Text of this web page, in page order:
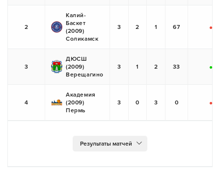
2
Калий-
Баскет
(2009)
Соликамск
3 2 1 67
-
3
ДЮСШ
(2009)
Верещагино
3 1 2 33
+
4
Академия
(2009)
Пермь
3 0 3 0
-